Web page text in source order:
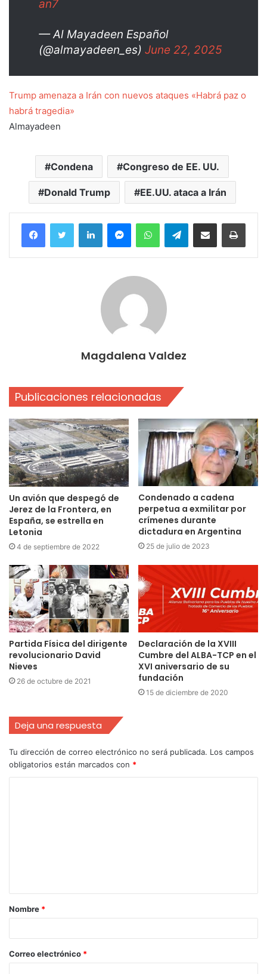
an7
— Al Mayadeen Español
(@almayadeen_es) June 22, 2025
Trump amenaza a Irán con nuevos ataques «Habrá paz o
habrá tragedia»
Almayadeen
Condena Congreso de EE. UU.
Donald Trump EE.UU. ataca a Irán
FacebookTwitter LinkedInMessengerWhatsAppTelegramCompartir por correo electrónico
Magdalena Valdez
Publicaciones relacionadas
Un avión que despegó de
Jerez de la Frontera, en
España, se estrella en
Letonia
4 de septiembre de 2022
Condenado a cadena
perpetua a exmilitar por
crímenes durante
dictadura en Argentina
25 de julio de 2023
Partida Física del dirigente
revolucionario David
Nieves
26 de octubre de 2021
Declaración de la XVIII
Cumbre del ALBA-TCP en el
XVI aniversario de su
fundación
15 de diciembre de 2020
Deja una respuesta
Tu dirección de correo electrónico no será publicada. Los campos
obligatorios están marcados con *
Nombre *
Correo electrónico *